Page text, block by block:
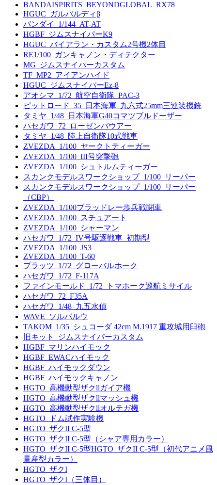
BANDAISPIRITS_BEYONDGLOBAL_RX78
HGUC_ガルバルディβ
バンダイ_1/144_AT-AT
HGBF_ジムスナイパーK9
HGUC_バイアラン・カスタム2号機2体目
RE1/100_ガンキャノン・ディテクター
MG_ジムスナイパーカスタム
TF_MP2_アイアンハイド
HGUC_ジムスナイパーEz-8
アオシマ_1/72_航空自衛隊_PAC-3
ピットロード_35_日本海軍_九六式25mm三連装機銃
タミヤ_1/48_日本海軍G40コマツブルドーザー
ハセガワ_72_ローゼンバウアー
タミヤ_1/48_陸上自衛隊10式戦車
ZVEZDA_1/100_ヤークトティーガー
ZVEZDA_1/100_III号突撃砲
ZVEZDA_1/100_シュトルムティーガー
スカンクモデルスワークショップ_1/100_リーパー
スカンクモデルスワークショップ_1/100_リーパー
（CBP）
ZVEZDA_1/100ブラッドレー歩兵戦闘車
ZVEZDA_1/100_スチュアート
ZVEZDA_1/100_シャーマン
ハセガワ_1/72_IV号駆逐戦車_初期型
ZVEZDA_1/100_JS3
ZVEZDA_1/100_T-60
プラッツ_1/72_グローバルホーク
ハセガワ_1/72_F-117A
ファインモールド_1/72_トマホーク巡航ミサイル
ハセガワ_72_F35A
ハセガワ_1/48_九五水偵
WAVE_ソルバルウ
TAKOM_1/35_シュコーダ 42cm M.1917 重攻城用臼砲
旧キット_ジムスナイパーカスタム
HGBF_マリンハイモック
HGBF_EWACハイモック
HGBF_ハイモックダウン
HGBF_ハイモックキャノン
HGTO_高機動型ザクllガイア機
HGTO_高機動型ザクllマッシュ機
HGTO_高機動型ザクllオルテガ機
HGTO_ドム試作実験機
HGTO_ザクII C-5型
HGTO_ザクII C-5型（シャア専用カラー）
HGTO_ザクII C-5型HGTO_ザクII C-5型（初代アニメ風
量産型カラー）
HGTO_ザクI
HGTO_ザクI（三体目）